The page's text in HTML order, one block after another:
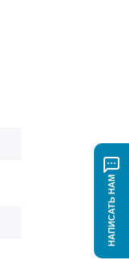
НАПИСАТЬ НАМ